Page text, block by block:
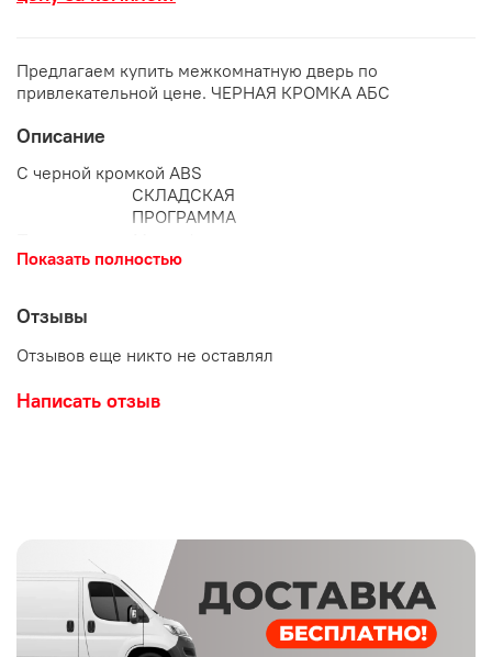
Предлагаем купить межкомнатную дверь по
привлекательной цене. ЧЕРНАЯ КРОМКА АБС
Описание
С черной кромкой ABS
СКЛАДСКАЯ
ПРОГРАММА
Характеристики:
Кромка- ПВХ-профиль
Тип покрытия:
Ламинированная ( Микрофлекс)
Размеры полотен36х2000х600/700/800(2000х900-
под заказ)
Показать полностью
Отзывы
Отзывов еще никто не оставлял
Написать отзыв